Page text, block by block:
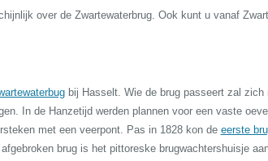
over de Zwartewaterbrug. Ook kunt u vanaf
bij Hasselt. Wie de brug passeert zal zich
In de Hanzetijd werden plannen voor een vaste
met een veerpont. Pas in 1828 kon de eerste
brug is het pittoreske brugwachtershuisje